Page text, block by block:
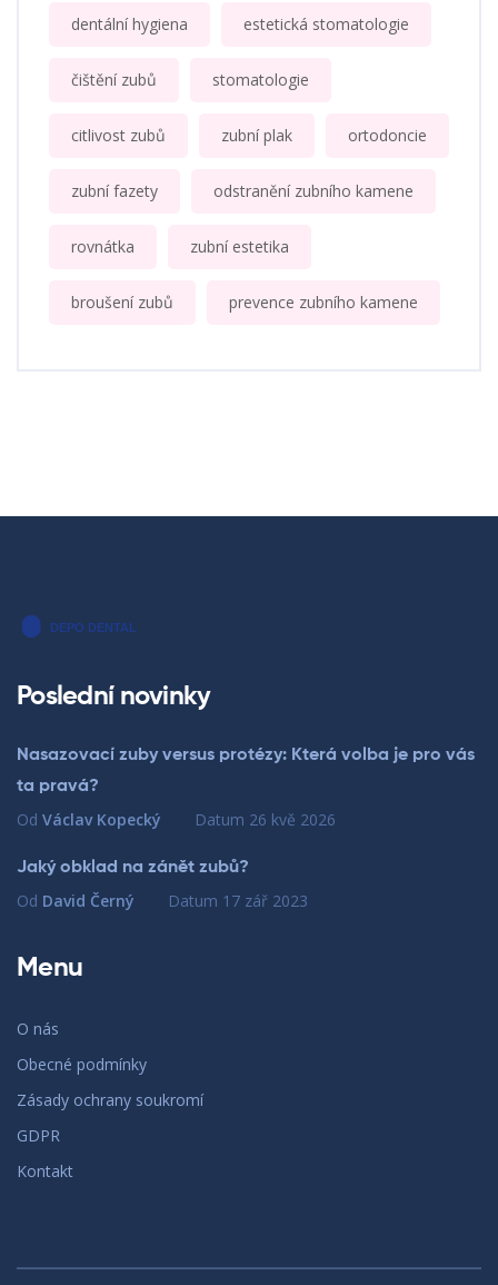
dentální hygiena estetická stomatologie
čištění zubů stomatologie
citlivost zubů zubní plak ortodoncie
zubní fazety odstranění zubního kamene
rovnátka zubní estetika
broušení zubů prevence zubního kamene
Poslední novinky
Nasazovací zuby versus protézy: Která volba je pro vás
ta pravá?
Od Václav Kopecký Datum 26 kvě 2026
Jaký obklad na zánět zubů?
Od David Černý Datum 17 zář 2023
Menu
O nás
Obecné podmínky
Zásady ochrany soukromí
GDPR
Kontakt